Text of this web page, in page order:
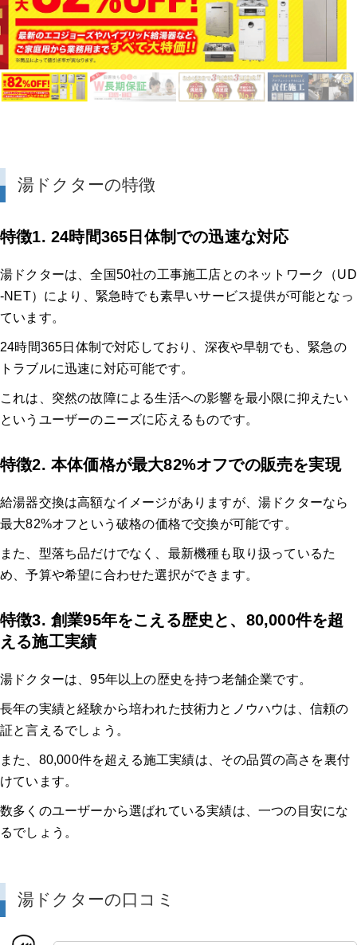
湯ドクターの特徴
特徴1. 24時間365日体制での迅速な対応
湯ドクターは、全国50社の工事施工店とのネットワーク（UD
-NET）により、緊急時でも素早いサービス提供が可能となっ
ています。
24時間365日体制で対応しており、深夜や早朝でも、緊急の
トラブルに迅速に対応可能です。
これは、突然の故障による生活への影響を最小限に抑えたい
というユーザーのニーズに応えるものです。
特徴2. 本体価格が最大82%オフでの販売を実現
給湯器交換は高額なイメージがありますが、湯ドクターなら
最大82%オフという破格の価格で交換が可能です。
また、型落ち品だけでなく、最新機種も取り扱っているた
め、予算や希望に合わせた選択ができます。
特徴3. 創業95年をこえる歴史と、80,000件を超
える施工実績
湯ドクターは、95年以上の歴史を持つ老舗企業です。
長年の実績と経験から培われた技術力とノウハウは、信頼の
証と言えるでしょう。
また、80,000件を超える施工実績は、その品質の高さを裏付
けています。
数多くのユーザーから選ばれている実績は、一つの目安にな
るでしょう。
湯ドクターの口コミ